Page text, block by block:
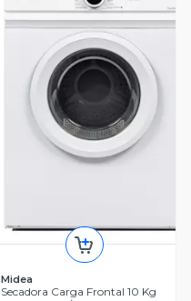
Midea
Secadora Carga Frontal 10 Kg